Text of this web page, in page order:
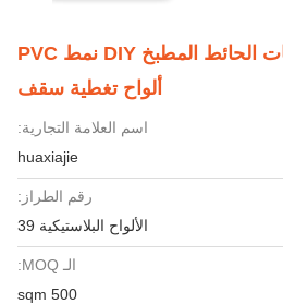
حار ختم PVC لوحات الحائط المطبخ DIY نمط PVC
ألواح تغطية سقف
اسم العلامة التجارية:
huaxiajie
رقم الطراز:
الألواح البلاستيكية 39
الـ MOQ:
500 sqm